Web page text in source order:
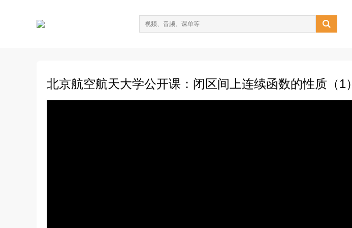

北京航空航天大学公开课：闭区间上连续函数的性质（1）